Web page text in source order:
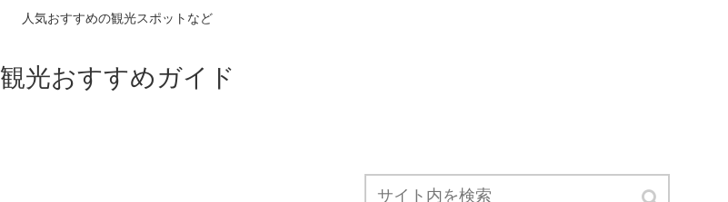
人気おすすめの観光スポットなど
観光おすすめガイド